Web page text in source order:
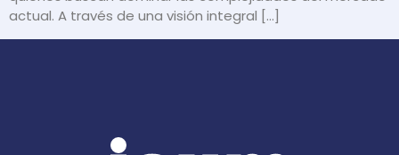
actual. A través de una visión integral […]